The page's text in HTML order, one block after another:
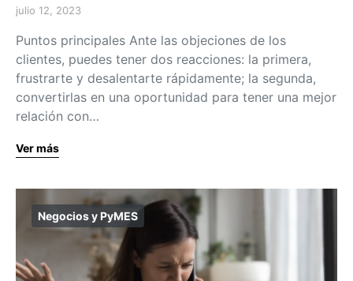
julio 12, 2023
Puntos principales Ante las objeciones de los
clientes, puedes tener dos reacciones: la primera,
frustrarte y desalentarte rápidamente; la segunda,
convertirlas en una oportunidad para tener una mejor
relación con…
Ver más
Negocios y PyMES